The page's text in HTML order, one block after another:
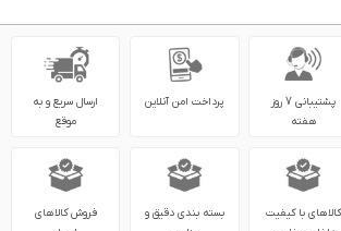
پشتیبانی 7 روز
هفته
پرداخت امن آنلاین
ارسال سریع و به
موقع
کالاهای با کیفیت
بسته بندی دقیق و
فروش کالاهای